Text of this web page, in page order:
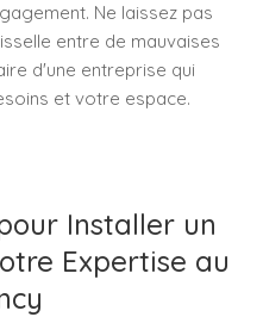
Ne laissez pas
entre de mauvaises
d'une entreprise qui
et votre espace.
Installer un
Expertise au